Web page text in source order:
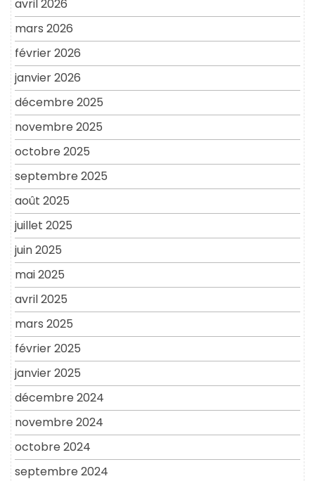
avril 2026
mars 2026
février 2026
janvier 2026
décembre 2025
novembre 2025
octobre 2025
septembre 2025
août 2025
juillet 2025
juin 2025
mai 2025
avril 2025
mars 2025
février 2025
janvier 2025
décembre 2024
novembre 2024
octobre 2024
septembre 2024